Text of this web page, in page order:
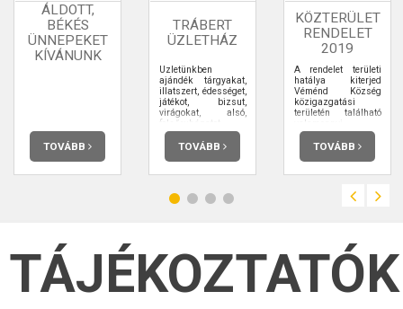
ÁLDOTT,
BÉKÉS
ÜNNEPEKET
KÍVÁNUNK
TOVÁBB
TRÁBERT
ÜZLETHÁZ
Üzletünkben
ajándék tárgyakat,
illatszert, édességet,
játékot, bizsut,
virágokat, alsó,
felsőruházatot,
egyéb háztartási
termékeket
forgalmazunk,
szőnyegtisztító gép
csere, mobil
várjuk kedves
vevőinket.
TOVÁBB
KÖZTERÜLET
RENDELET
2019
A rendelet területi
hatálya kiterjed
Véménd Község
közigazgatási
területén található
valamennyi
közterületre,
valamint a
magántulajdonú
erről szóló külön
között- a
továbbiakban
együtt: közterület).
TOVÁBB
TÁJÉKOZTATÓK